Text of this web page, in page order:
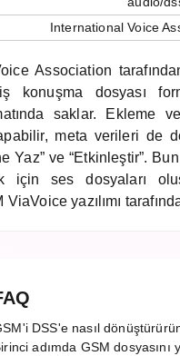
International Voice
Association
konuşma dosyası
saklar. Ekleme
meta verileri de
Yaz” ve “Etkinleştir”.
için ses dosyaları
ViaVoice yazılımı
DSS'e nasıl
adımda GSM